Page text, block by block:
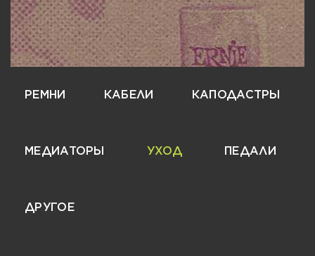
РЕМНИ КАБЕЛИ КАПОДАСТРЫ
МЕДИАТОРЫ УХОД ПЕДАЛИ
ДРУГОЕ